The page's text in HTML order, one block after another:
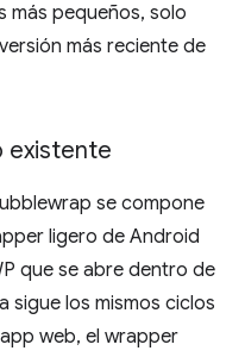
más pequeños, solo
más reciente de
existente
se compone
ligero de Android
que se abre dentro de
sigue los mismos ciclos
web, el wrapper